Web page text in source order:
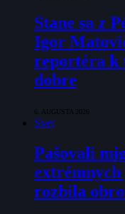
Stane sa z
Igor
reportéra k
dobre
6. AUGUSTA 2026
Svet
Pašovali
rozbila